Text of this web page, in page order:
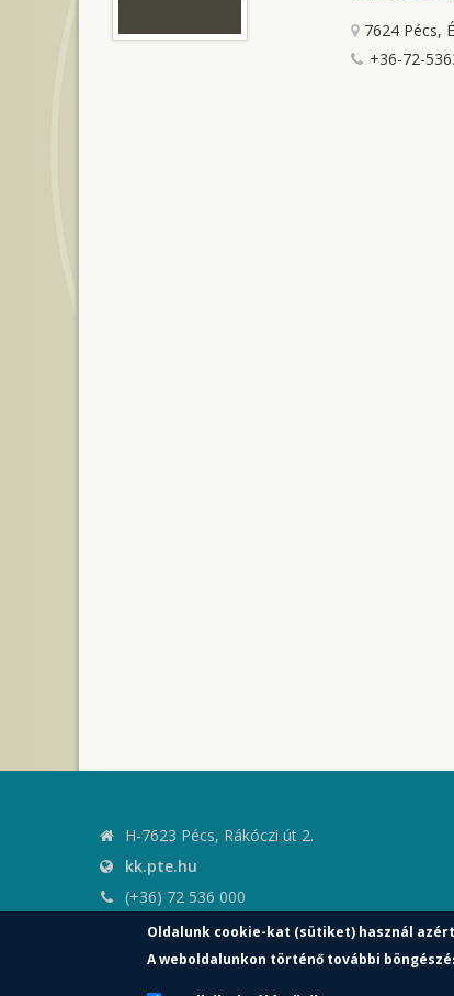
7624 Pécs,
+36-72-
H-7623 Pécs, Rákóczi út 2.
kk.pte.hu
(+36) 72 536 000
kk.elnoki.hivatal@pte.hu
pte.hu
Oldalunk cookie-kat (sütiket) használ
A weboldalunkon történő további